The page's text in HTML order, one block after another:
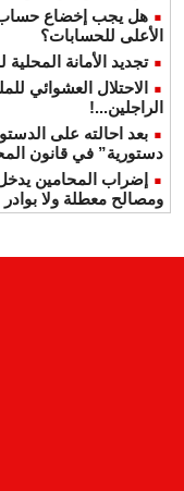
هل يجب إخضاع حساب
الأعلى للحسابات؟
تجديد الأمانة
الاحتلال العشوائي
الراجلين...!
دستورية” في قانون
إضراب المحامين
ومصالح معطلة ولا بوادر